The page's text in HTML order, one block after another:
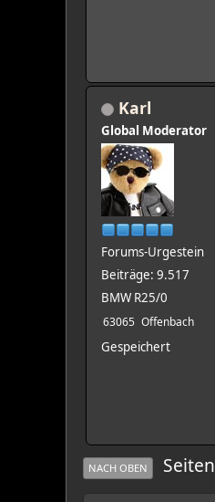
Karl
Global Moderator
Forums-Urgestein
Beiträge: 9.517
BMW R25/0
63065 Offenbach
Gespeichert
NACH OBEN Seiten